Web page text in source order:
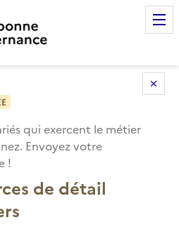
qui exercent le métier
Envoyez votre
!
de détail